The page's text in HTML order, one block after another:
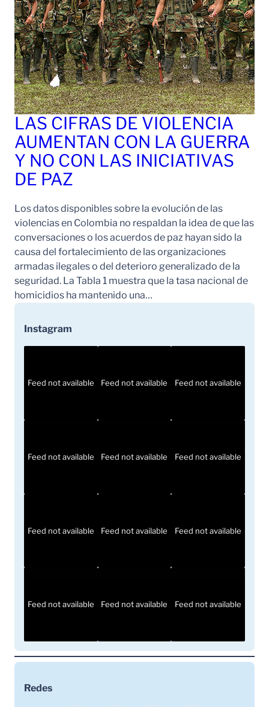
LAS CIFRAS DE VIOLENCIA
AUMENTAN CON LA GUERRA
Y NO CON LAS INICIATIVAS
DE PAZ
Los datos disponibles sobre la evolución de las
violencias en Colombia no respaldan la idea de que las
conversaciones o los acuerdos de paz hayan sido la
causa del fortalecimiento de las organizaciones
armadas ilegales o del deterioro generalizado de la
seguridad. La Tabla 1 muestra que la tasa nacional de
homicidios ha mantenido una…
Instagram
Feed not available Feed not available Feed not available
Feed not available Feed not available Feed not available
Feed not available Feed not available Feed not available
Feed not available Feed not available Feed not available
Redes